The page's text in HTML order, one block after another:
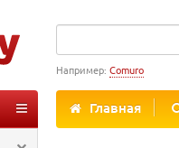
Например: Comuro
Главная